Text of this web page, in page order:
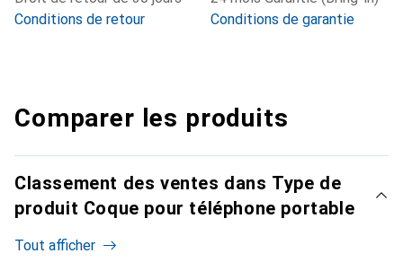
Conditions de retour
Conditions de garantie
Comparer les produits
Classement des ventes dans Type de
produit Coque pour téléphone portable
Tout afficher